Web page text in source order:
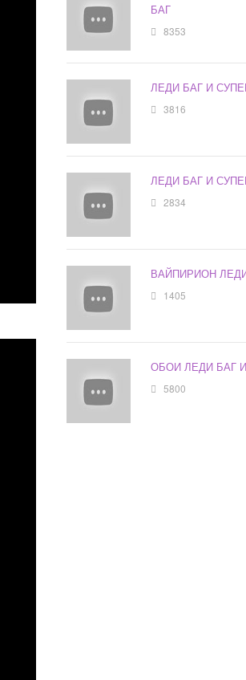
БАГ
8353
ЛЕДИ БАГ И
3816
ЛЕДИ БАГ И
2834
ВАЙПИРИОН
1405
ОБОИ ЛЕДИ БАГ
5800